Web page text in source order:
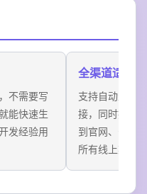
红书、社群，设置排行
，获客成本降低70%。
，设置每周排名奖励会
12%提升到38%，用户
不需要写
能快速生
发经验用
全渠道适配
支持自动生成
接，同时提供
到官网、公众
所有线上渠道